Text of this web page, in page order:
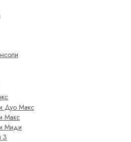
Дуо Макс
Макс
Миди
3